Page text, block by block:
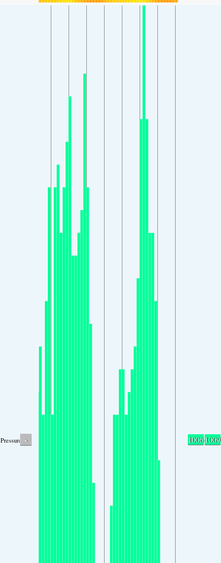
Pressure - 10061009